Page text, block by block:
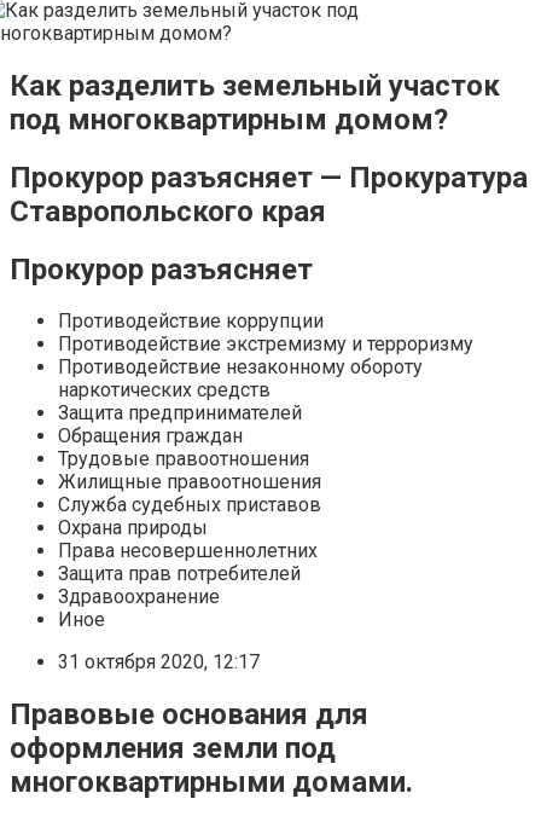
Как разделить земельный участок
под многоквартирным домом?
Прокурор разъясняет — Прокуратура
Ставропольского края
Прокурор разъясняет
Противодействие коррупции
Противодействие экстремизму и терроризму
Противодействие незаконному обороту
наркотических средств
Защита предпринимателей
Обращения граждан
Трудовые правоотношения
Жилищные правоотношения
Служба судебных приставов
Охрана природы
Права несовершеннолетних
Защита прав потребителей
Здравоохранение
Иное
31 октября 2020, 12:17
Правовые основания для
оформления земли под
многоквартирными домами.